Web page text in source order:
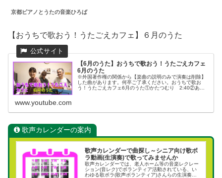
京都ピアノとうたの音楽ひろば
【おうちで歌おう！うたごえカフェ】６月のうた
【6月のうた】おうちで歌おう！うたごえカフェ
6月のうた
※外国著作権の関係から【楽曲の説明のみで演奏は削除】
した曲があります。何卒ご了承ください。おうちで歌お
う！うたごえカフェ6月のうた①かたつむり 2:40②あめ
www.youtube.com
歌声カレンダーの案内
歌声カレンダーで曲探し～シニア向け歌ボ
ラ動画(生演奏)で歌ってみませんか
歌声カレンダーでは、老人ホーム等の音楽レクレー
ション(音レク)でボランティア活動されている、い
わゆる歌ボラ(歌声ボランティア)さんらの生演奏で